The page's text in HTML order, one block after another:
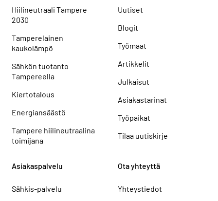
Hiilineutraali Tampere
2030
Tamperelainen
kaukolämpö
Sähkön tuotanto
Tampereella
Kiertotalous
Energiansäästö
Tampere hiilineutraalina
toimijana
Uutiset
Blogit
Työmaat
Artikkelit
Julkaisut
Asiakastarinat
Työpaikat
Tilaa uutiskirje
Asiakaspalvelu
Sähkis-palvelu
Ota yhteyttä
Yhteystiedot